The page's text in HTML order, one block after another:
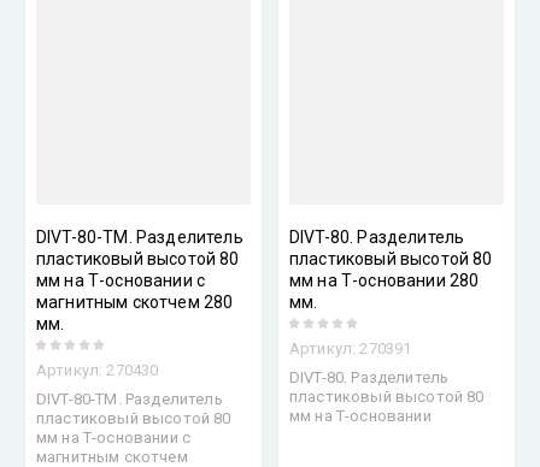
DIVT-80-TM. Разделитель
пластиковый высотой 80
мм на Т-основании с
магнитным скотчем 280
мм.
Артикул: 270430
DIVT-80-TM. Разделитель
пластиковый высотой 80
мм на Т-основании с
магнитным скотчем
DIVT-80. Разделитель
пластиковый высотой 80
мм на Т-основании 280
мм.
Артикул: 270391
DIVT-80. Разделитель
пластиковый высотой 80
мм на Т-основании